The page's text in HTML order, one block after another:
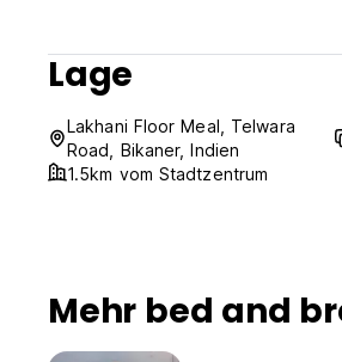
Lage
Lakhani Floor Meal, Telwara
Road, Bikaner, Indien
1.5km vom Stadtzentrum
Mehr bed and